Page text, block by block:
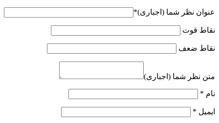
عنوان نظر شما (اجباری)*
نقاط قوت
نقاط ضعف
متن نظر شما (اجباری)
نام *
ایمیل *